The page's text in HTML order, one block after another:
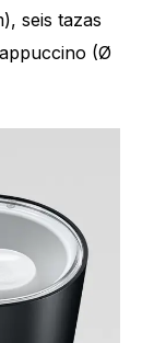
seis tazas
(Ø